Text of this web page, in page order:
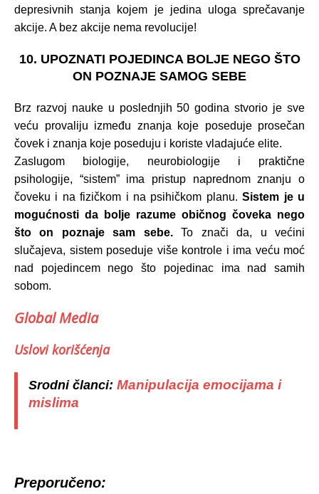
depresivnih stanja kojem je jedina uloga sprečavanje
akcije. A bez akcije nema revolucije!
10. UPOZNATI POJEDINCA BOLJE NEGO ŠTO
ON POZNAJE SAMOG SEBE
Brz razvoj nauke u poslednjih 50 godina stvorio je sve
veću provaliju između znanja koje poseduje prosečan
čovek i znanja koje poseduju i koriste vladajuće elite.
Zaslugom biologije, neurobiologije i praktične
psihologije, “sistem” ima pristup naprednom znanju o
čoveku i na fizičkom i na psihičkom planu.Sistem je u
mogućnosti da bolje razume običnog čoveka nego
što on poznaje sam sebe.To znači da, u većini
slučajeva, sistem poseduje više kontrole i ima veću moć
nad pojedincem nego što pojedinac ima nad samih
sobom.
Global Media
Uslovi korišćenja
Srodni članci: Manipulacija emocijama i
mislima
Preporučeno: